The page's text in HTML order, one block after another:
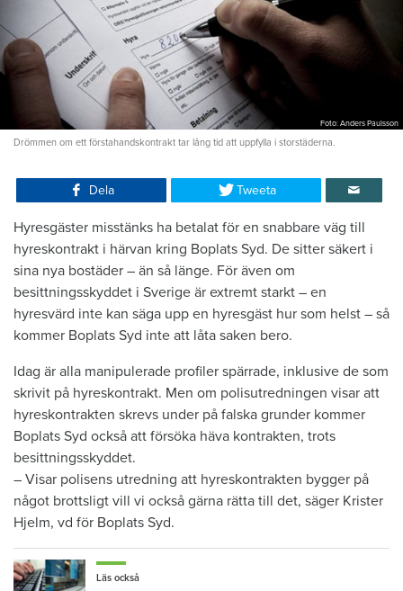
Foto: Anders Paulsson
Drömmen om ett förstahandskontrakt tar lång tid att uppfylla i storstäderna.
Dela Tweeta
Hyresgäster misstänks ha betalat för en snabbare väg till
hyreskontrakt i härvan kring Boplats Syd. De sitter säkert i
sina nya bostäder – än så länge. För även om
besittningsskyddet i Sverige är extremt starkt – en
hyresvärd inte kan säga upp en hyresgäst hur som helst – så
kommer Boplats Syd inte att låta saken bero.
Idag är alla manipulerade profiler spärrade, inklusive de som
skrivit på hyreskontrakt. Men om polisutredningen visar att
hyreskontrakten skrevs under på falska grunder kommer
Boplats Syd också att försöka häva kontrakten, trots
besittningsskyddet.
– Visar polisens utredning att hyreskontrakten bygger på
något brottsligt vill vi också gärna rätta till det, säger Krister
Hjelm, vd för Boplats Syd.
Läs också